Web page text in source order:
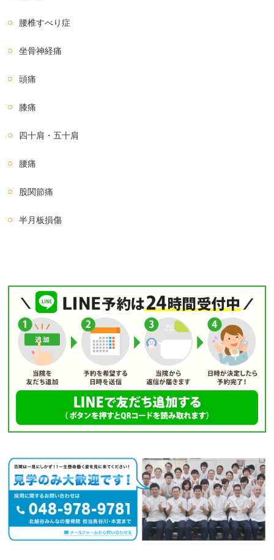
腰椎すべり症
坐骨神経痛
頭痛
膝痛
四十肩・五十肩
腰痛
股関節痛
半月板損傷